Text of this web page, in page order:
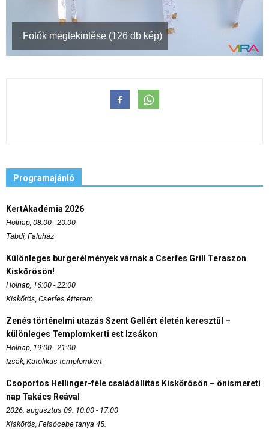
Fotók megtekintése (126 db kép)
Programajánló
KertAkadémia 2026
Holnap, 08:00 - 20:00
Tabdi, Faluház
Különleges burgerélmények várnak a Cserfes Grill Teraszon
Kiskőrösön!
Holnap, 16:00 - 22:00
Kiskőrös, Cserfes étterem
Zenés történelmi utazás Szent Gellért életén keresztül –
különleges Templomkerti est Izsákon
Holnap, 19:00 - 21:00
Izsák, Katolikus templomkert
Csoportos Hellinger-féle családállítás Kiskőrösön – önismereti
nap Takács Reával
2026. augusztus 09. 10:00 - 17:00
Kiskőrös, Felsőcebe tanya 45.